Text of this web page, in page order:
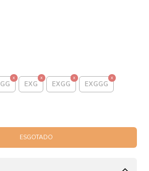
GG EXG EXGG EXGGG